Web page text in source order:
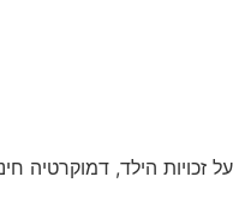
הילד, דמוקרטיה